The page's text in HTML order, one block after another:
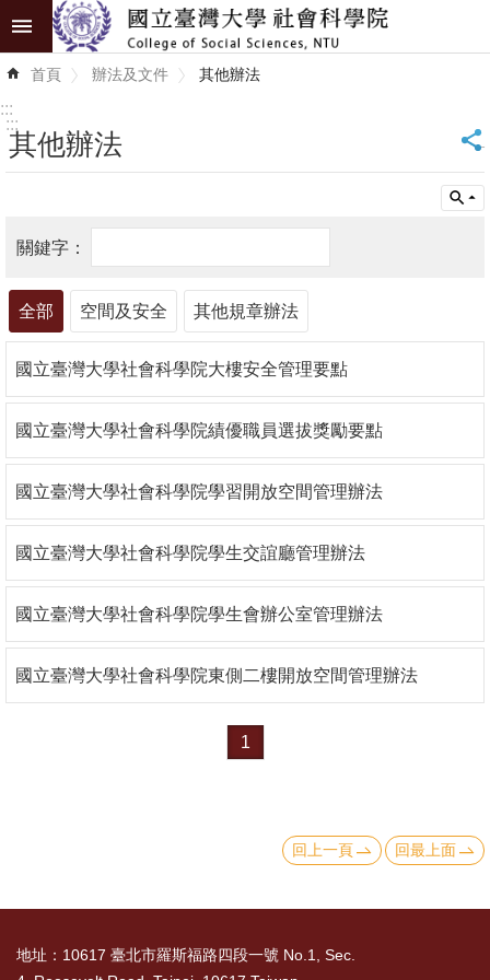
跳到主要內容區塊
進
階
學
學
術
單
位
研
究
消
息
公
告
國
辦
首頁 辦法及文件 其他辦法
:::
:::
其他辦法 _
全部 空間及安全 其他規章辦法
國立臺灣大學社會科學院大樓安全管理要點
國立臺灣大學社會科學院績優職員選拔獎勵要點
國立臺灣大學社會科學院學習開放空間管理辦法
國立臺灣大學社會科學院學生交誼廳管理辦法
國立臺灣大學社會科學院學生會辦公室管理辦法
國立臺灣大學社會科學院東側二樓開放空間管理辦法
1
回上一頁 回最上面
地址：10617 臺北市羅斯福路四段一號 No.1, Sec.